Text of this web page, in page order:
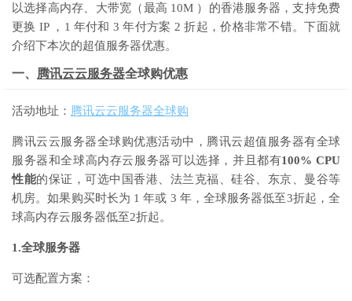
以选择高内存、大带宽（最高 10M ）的香港服务器，支持免费
更换 IP ，1 年付和 3 年付方案 2 折起，价格非常不错。下面就
介绍下本次的超值服务器优惠。
一、 腾讯云云服务器全球购优惠
活动地址： 腾讯云云服务器全球购
腾讯云云服务器全球购优惠活动中，腾讯云超值服务器有全球
服务器和全球高内存云服务器可以选择，并且都有100% CPU
性能的保证，可选中国香港、法兰克福、硅谷、东京、曼谷等
机房。如果购买时长为 1 年或 3 年，全球服务器低至3折起，全
球高内存云服务器低至2折起。
1.全球服务器
可选配置方案：